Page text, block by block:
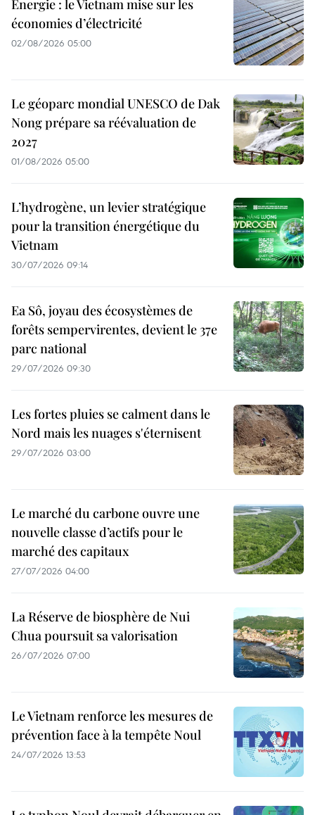
Énergie : le Vietnam mise sur les
économies d’électricité
02/08/2026 05:00
Le géoparc mondial UNESCO de Dak
Nong prépare sa réévaluation de
2027
01/08/2026 05:00
L’hydrogène, un levier stratégique
pour la transition énergétique du
Vietnam
30/07/2026 09:14
Ea Sô, joyau des écosystèmes de
forêts sempervirentes, devient le 37e
parc national
29/07/2026 09:30
Les fortes pluies se calment dans le
Nord mais les nuages s'éternisent
29/07/2026 03:00
Le marché du carbone ouvre une
nouvelle classe d’actifs pour le
marché des capitaux
27/07/2026 04:00
La Réserve de biosphère de Nui
Chua poursuit sa valorisation
26/07/2026 07:00
Le Vietnam renforce les mesures de
prévention face à la tempête Noul
24/07/2026 13:53